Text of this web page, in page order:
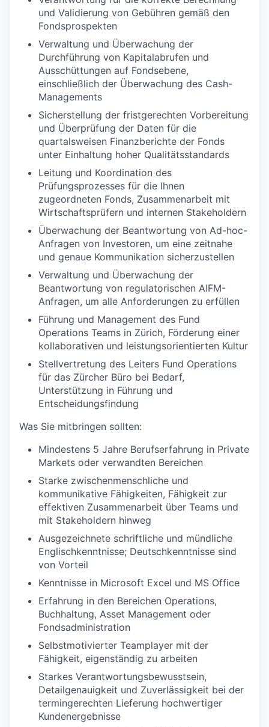
und Validierung von Gebühren gemäß den
Fondsprospekten
Verwaltung und Überwachung der
Durchführung von Kapitalabrufen und
Ausschüttungen auf Fondsebene,
einschließlich der Überwachung des Cash-
Managements
Sicherstellung der fristgerechten Vorbereitung
und Überprüfung der Daten für die
quartalsweisen Finanzberichte der Fonds
unter Einhaltung hoher Qualitätsstandards
Leitung und Koordination des
Prüfungsprozesses für die Ihnen
zugeordneten Fonds, Zusammenarbeit mit
Wirtschaftsprüfern und internen Stakeholdern
Überwachung der Beantwortung von Ad-hoc-
Anfragen von Investoren, um eine zeitnahe
und genaue Kommunikation sicherzustellen
Verwaltung und Überwachung der
Beantwortung von regulatorischen AIFM-
Anfragen, um alle Anforderungen zu erfüllen
Führung und Management des Fund
Operations Teams in Zürich, Förderung einer
kollaborativen und leistungsorientierten Kultur
Stellvertretung des Leiters Fund Operations
für das Zürcher Büro bei Bedarf,
Unterstützung in Führung und
Entscheidungsfindung
Was Sie mitbringen sollten:
Mindestens 5 Jahre Berufserfahrung in Private
Markets oder verwandten Bereichen
Starke zwischenmenschliche und
kommunikative Fähigkeiten, Fähigkeit zur
effektiven Zusammenarbeit über Teams und
mit Stakeholdern hinweg
Ausgezeichnete schriftliche und mündliche
Englischkenntnisse; Deutschkenntnisse sind
von Vorteil
Kenntnisse in Microsoft Excel und MS Office
Erfahrung in den Bereichen Operations,
Buchhaltung, Asset Management oder
Fondsadministration
Selbstmotivierter Teamplayer mit der
Fähigkeit, eigenständig zu arbeiten
Starkes Verantwortungsbewusstsein,
Detailgenauigkeit und Zuverlässigkeit bei der
termingerechten Lieferung hochwertiger
Kundenergebnisse